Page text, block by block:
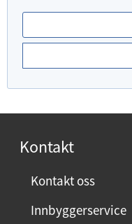
r
o
r
n
Kontakt
Kontakt oss
Innbyggerservice